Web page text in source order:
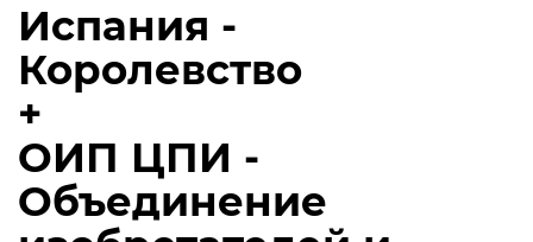
Испания -
Королевство
+
ОИП ЦПИ -
Объединение